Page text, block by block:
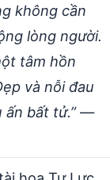
không cần
lòng người.
tâm hồn
và nỗi đau
ấn bất tử.”—